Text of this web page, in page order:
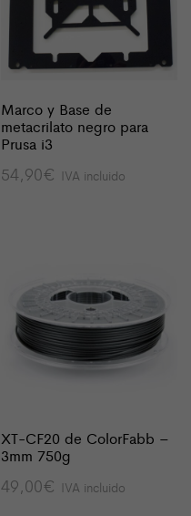
Marco y Base de
metacrilato negro para
Prusa i3
54,90€ IVA incluido
XT-CF20 de ColorFabb –
3mm 750g
49,00€ IVA incluido